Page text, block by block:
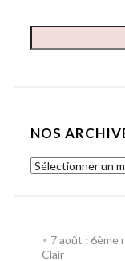
NOS
7 août : 6ème
Clair